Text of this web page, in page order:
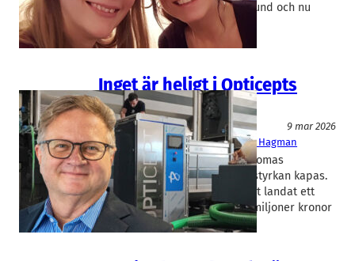
bolaget har säkrat sin första kund och nu
väntar kommersiell expansion.
Inget är heligt i Opticepts
åtgärdsprogram
Livsmedel/Functional Food
9 mar 2026
OptiCept
Thomas Lundqvist, Ulf Hagman
Opticept behöver spara. Vd Thomas
Lundqvist får gå och personalstyrkan kapas.
Samtidigt har foodtech-bolaget landat ett
lukrativt avtal som säkrar 150 miljoner kronor
i licensintäkter.